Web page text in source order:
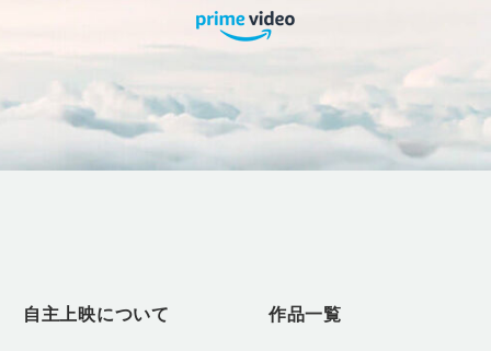
自主上映について 作品一覧